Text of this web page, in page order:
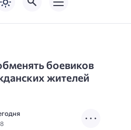
боевиков
жителей